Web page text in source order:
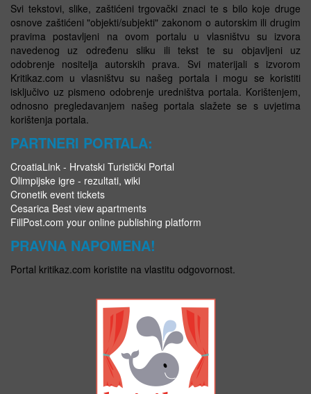
Svi tekstovi, slike, zaštićeni trgovački znaci te s bilo koje druge
osnove zaštićeni "objekti/subjekti" zakonom o autorskim ili drugim
pravima postavljeni na ovom portalu u vlasništvu su izvora
navedenog uz određenu sliku ili tekst te su objavljeni uz
odobrenje nositelja autorskih prava. Svi materijali s izvorom
Kritikaz.com u vlasništvu su našeg portala i mogu se koristiti
isključivo uz pismeno odobrenje uredništva portala. Korištenjem,
odnosno pregledavanjem našeg portala slažete se s uvjetima
korištenja portala.
PARTNERI PORTALA:
CroatiaLink - Hrvatski Turistički Portal
Olimpijske igre - rezultati, wiki
Cronetik event tickets
Cesarica Best view apartments
FillPost.com your online publishing platform
PRAVNA NAPOMENA!
Portal kritikaz.com koristite na vlastitu odgovornost.